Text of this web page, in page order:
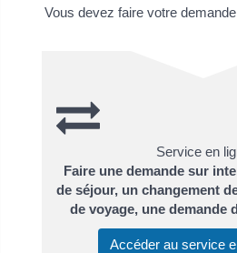
Vous devez faire votre
Service en
Faire une demande sur
de séjour, un changement
de voyage, une demande
Accéder au service